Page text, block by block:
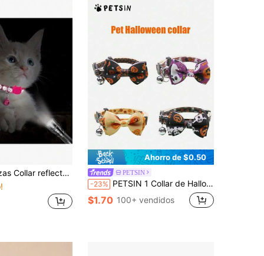
para mascotas, visible por la noche (Este producto no es autoluminoso, la tira reflectante reflejará la luz cuando se encuentre por la noche)
Ahorro de $0.50
PETSIN
-23% PETSIN 1 Collar de Halloween para mascotas con patrón de calabaza, collar ajustable para gatos con moño y campana, collar para perros para disfraz de Halloween, collar para mascotas
$1.70 100+ vendidos